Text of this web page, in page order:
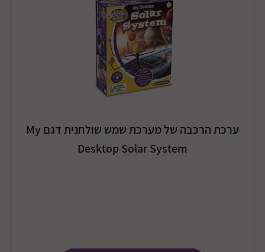
ערכת הרכבה של מערכת שמש שולחנית דגם My
Desktop Solar System